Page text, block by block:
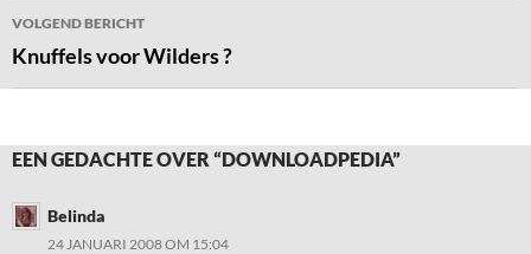
VOLGEND BERICHT
Knuffels voor Wilders ?
EEN GEDACHTE OVER “DOWNLOADPEDIA”
Belinda
24 JANUARI 2008 OM 15:04